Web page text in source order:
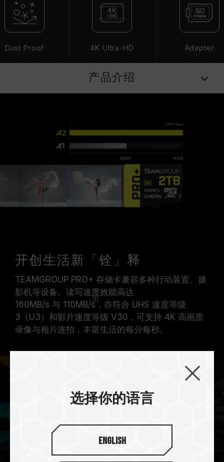
Dust Proof 4K Ultra-HD Adapter
产品介绍
开创生活新「铨」释
TEAMGROUP PRO+ 存储卡兼容多种行动装置、摄
影机等设备。读写速度效能高达
160MB/s 与 110MB/s，亦符合 UHS 速度等级
3（U3）和影片速度等级 V30，可支持 4K 高画质
录像与相片连拍，丰富生活的每分每秒。
选择你的语言
English